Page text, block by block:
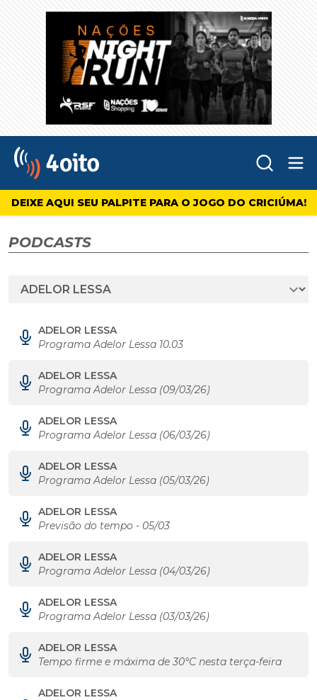
4oito
DEIXE AQUI SEU PALPITE PARA O JOGO DO CRICIÚMA!
PODCASTS
ADELOR LESSA
Programa Adelor Lessa 10.03
ADELOR LESSA
Programa Adelor Lessa (09/03/26)
ADELOR LESSA
Programa Adelor Lessa (06/03/26)
ADELOR LESSA
Programa Adelor Lessa (05/03/26)
ADELOR LESSA
Previsão do tempo - 05/03
ADELOR LESSA
Programa Adelor Lessa (04/03/26)
ADELOR LESSA
Programa Adelor Lessa (03/03/26)
ADELOR LESSA
Tempo firme e máxima de 30°C nesta terça-feira
ADELOR LESSA